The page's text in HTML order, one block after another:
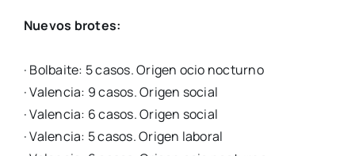
Nue­vos bro­tes:
· Bol­bai­te: 5 casos. Ori­gen ocio noc­turno
· Valen­cia: 9 casos. Ori­gen social
· Valen­cia: 6 casos. Ori­gen social
· Valen­cia: 5 casos. Ori­gen labo­ral